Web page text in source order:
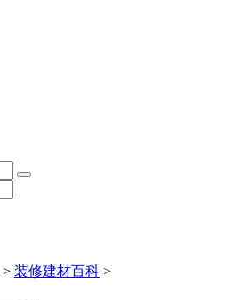
> 装修建材百科 >